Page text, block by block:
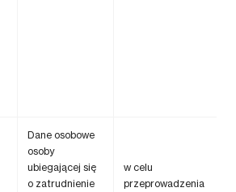
Dane osobowe
osoby
ubiegającej się
o zatrudnienie
w celu
przeprowadzenia